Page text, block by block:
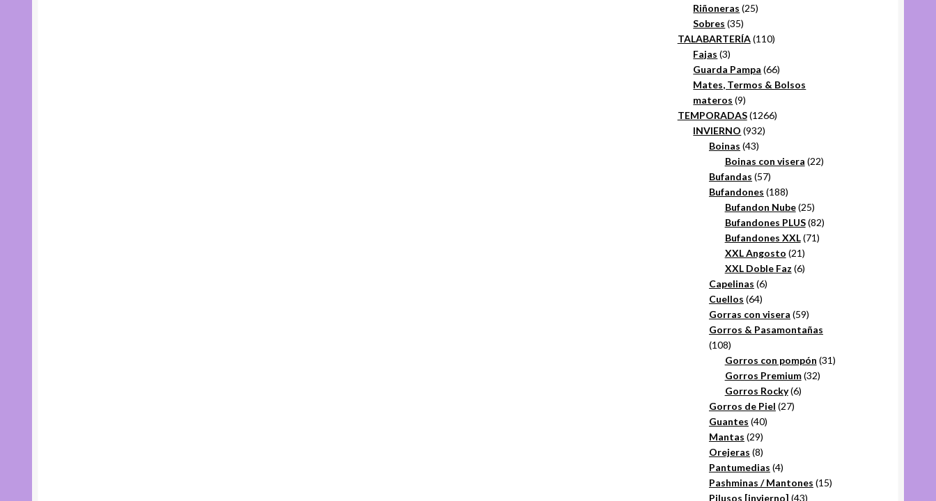
Riñoneras 2525
Sobres 3535
productos
TALABARTERÍA 110110
Fajas 33
productos
Guarda Pampa 6666
productos
Mates, Termos & Bolsos
materos 99
productos
TEMPORADAS 12661266
INVIERNO 932932
Boinas 4343
productos
Boinas con visera 2222
Bufandas 5757
productos
Bufandones 188188
productos
Bufandon Nube 2525
productos
Bufandones PLUS 8282
Bufandones XXL 7171
XXL Angosto 2121
productos
XXL Doble Faz 66
Capelinas 66
Cuellos 6464
productos
Gorras con visera 5959
productos
Gorros & Pasamontañas
108108
productos
Gorros con pompón 3131
Gorros Premium 3232
Gorros Rocky 66
Gorros de Piel 2727
Guantes 4040
Mantas 2929
productos
Orejeras 88
productos
Pantumedias 44
productos
Pashminas / Mantones 1515
Pilusos [invierno] 4343